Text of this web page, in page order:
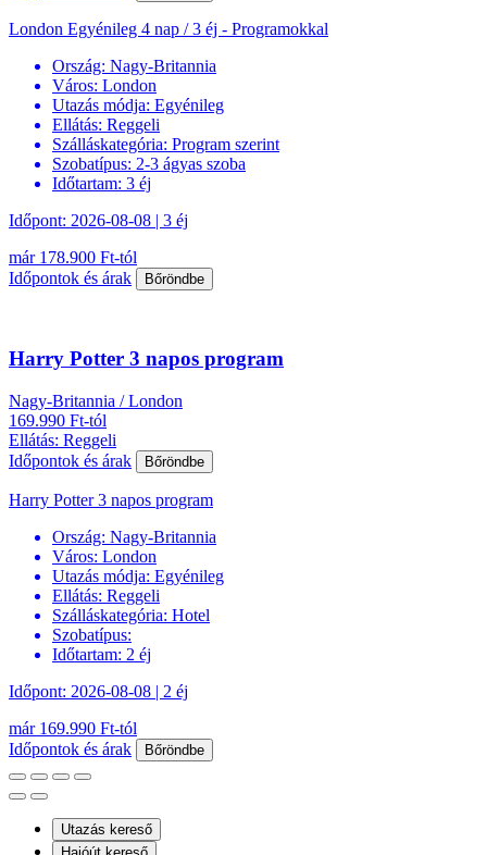
London Egyénileg 4 nap / 3 éj - Programokkal
Ország: Nagy-Britannia
Város: London
Utazás módja: Egyénileg
Ellátás: Reggeli
Szálláskategória: Program szerint
Szobatípus: 2-3 ágyas szoba
Időtartam: 3 éj
Időpont: 2026-08-08 | 3 éj
már 178.900 Ft-tól
Időpontok és árak
Bőröndbe
Harry Potter 3 napos program
Nagy-Britannia / London
169.990 Ft-tól
Ellátás: Reggeli
Időpontok és árak
Bőröndbe
Harry Potter 3 napos program
Ország: Nagy-Britannia
Város: London
Utazás módja: Egyénileg
Ellátás: Reggeli
Szálláskategória: Hotel
Szobatípus:
Időtartam: 2 éj
Időpont: 2026-08-08 | 2 éj
már 169.990 Ft-tól
Időpontok és árak
Bőröndbe
Utazás kereső